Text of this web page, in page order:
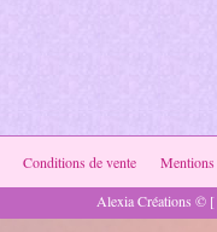
Conditions de vente
Mentions
Alexia Créations ©